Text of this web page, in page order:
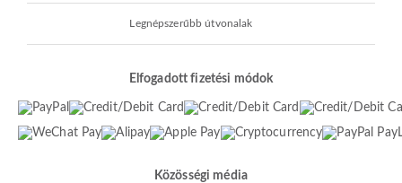
Legnépszerűbb útvonalak
Elfogadott fizetési módok
Közösségi média